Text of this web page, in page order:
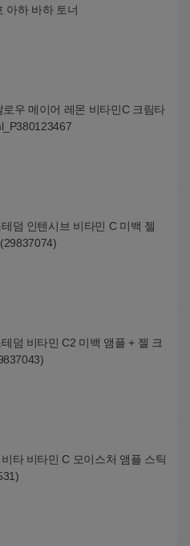
아하 바하 토너
로우 메이어 레몬 비타민C 크림타
덤 인텐시브 비타민 C 미백 젤
덤 비타민 C2 미백 앰플 + 젤 크
타 비타민 C 모이스처 앰플 스틱